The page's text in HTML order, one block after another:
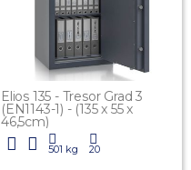
Elios 135 - Tresor Grad 3
(EN1143-1) - (135 x 55 x
46,5cm)
501 kg 20